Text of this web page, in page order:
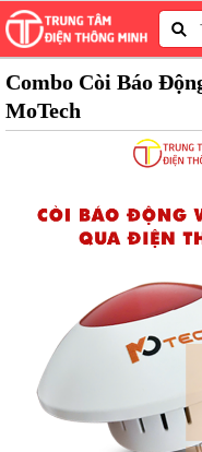
Combo Còi Báo
MoTech